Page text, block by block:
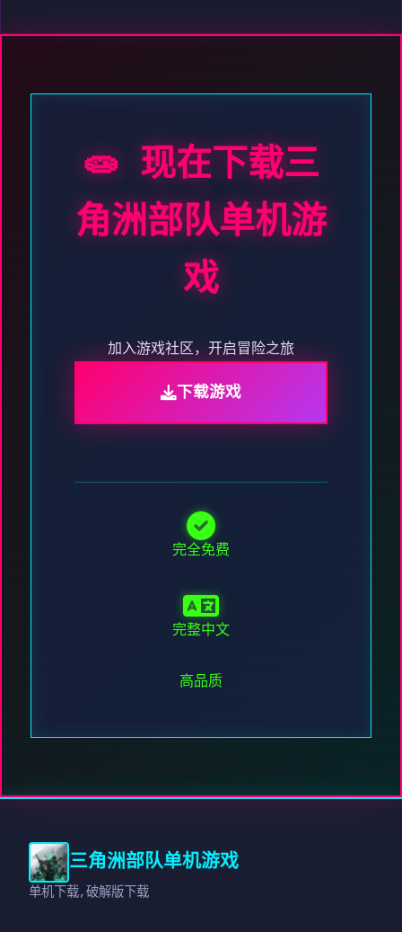
🧫 现在下载三
角洲部队单机游
戏
加入游戏社区，开启冒险之旅
下载游戏
完全免费
完整中文
高品质
三角洲部队单机游戏
单机下载,破解版下载